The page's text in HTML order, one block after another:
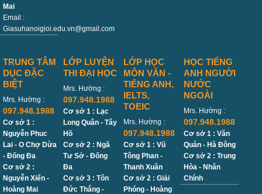
Mai
Email :
Giasuhanoigioi.edu.vn@gmail.com
TRUNG TÂM
DỤC ĐẶC
BIỆT
Mrs. Hường :
097.948.1988
Cơ sở 1 :
Nguyễn Phuc
Lai - O Chợ Dừa
- Đống Đa
Cơ sở 2 :
Nguyễn Xiển -
Hoàng Mai
LỚP LUYỆN
THI ĐẠI HỌC
Mrs. Hường :
097.948.1988
Cơ sở 1 : Lạc
Long Quân - Tây
Hồ
Cơ sở 2 : Ngã
Tư Sở - Đống
Đa
Cơ sở 3 : Tôn
Đức Thắng -
LỚP HỌC
MÔN VĂN -
TIẾNG ANH,
IELTS,
TOEIC
Mrs. Hường :
097.948.1988
Cơ sở 1 : Vũ
Tông Phan -
Thanh Xuân
Cơ sở 2 : Giải
Phóng - Hoàng
HỌC TIẾNG
ANH NGƯỜI
NƯỚC
NGOÀI
Mrs. Hường :
097.948.1988
Cơ sở 1 : Văn
Quán - Hà Đông
Cơ sở 2 : Trung
Hòa - Nhân
Chính